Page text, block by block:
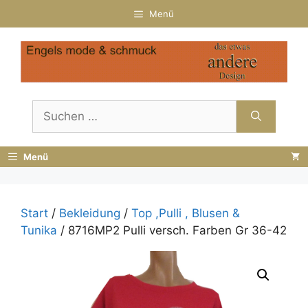
Inhalt
springen
Menü
nach:
Menü
Start / Bekleidung / Top ,Pulli , Blusen &
Tunika / 8716MP2 Pulli versch. Farben Gr 36-42